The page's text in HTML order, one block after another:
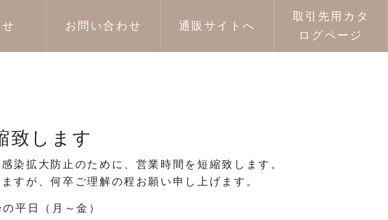
お問い合わせ 通販サイトへ
取引先用カタ
ログページ
致します
染拡大防止のために、営業時間を短縮致します。
すが、何卒ご理解の程お願い申し上げます。
平日（月～金）